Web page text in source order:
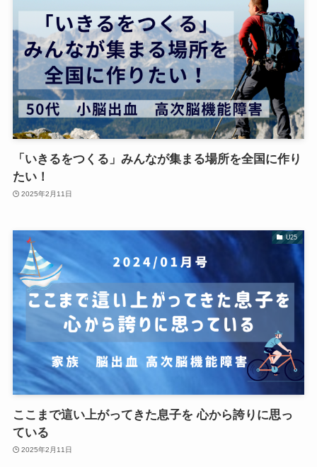
「いきるをつくる」みんなが集まる場所を全国に作り
たい！
2025年2月11日
U25
ここまで這い上がってきた息子を 心から誇りに思っ
ている
2025年2月11日